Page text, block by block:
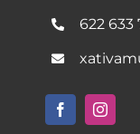
622 633